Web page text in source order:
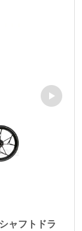
ャフトドラ